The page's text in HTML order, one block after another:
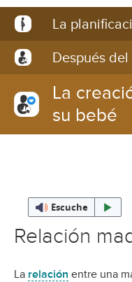
La
Después
La
su bebé
Escuche
Relación
La relación entre una